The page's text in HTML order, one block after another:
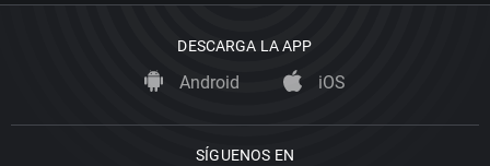
DESCARGA LA APP
Android iOS
SÍGUENOS EN